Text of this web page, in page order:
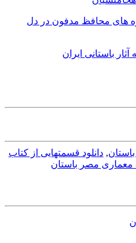
های محافظ مدفون در دل
باستانی ایران
, دانلود قسمتهایی از کتاب
معماری مصر باستان